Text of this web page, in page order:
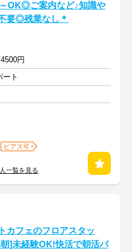
OK◎ご案内など♪知識や
要◎残業なし＊
円
ート
ピアス可
一覧を見る
カフェのフロアスタッ
]未経験OK!快活で朝活バ